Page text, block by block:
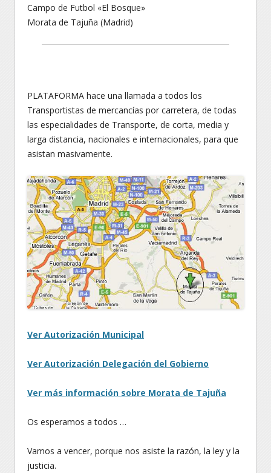
Campo de Futbol «El Bosque»
Morata de Tajuña (Madrid)
PLATAFORMA hace una llamada a todos los
Transportistas de mercancías por carretera, de todas
las especialidades de Transporte, de corta, media y
larga distancia, nacionales e internacionales, para que
asistan masivamente.
Ver Autorización Municipal
Ver Autorización Delegación del Gobierno
Ver más información sobre Morata de Tajuña
Os esperamos a todos …
Vamos a vencer, porque nos asiste la razón, la ley y la
justicia.